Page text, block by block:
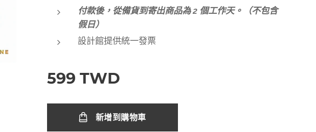
付款後，從備貨到寄出商品為 2 個工作天。（不包含
假日）
設計館提供統一發票
599 TWD
新增到購物車